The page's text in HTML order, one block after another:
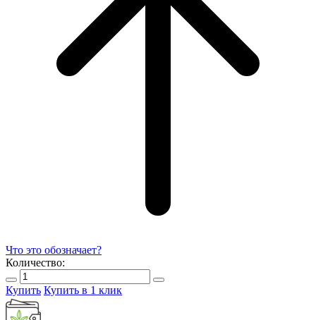
Что это обозначает?
Количество:
Купить Купить в 1 клик